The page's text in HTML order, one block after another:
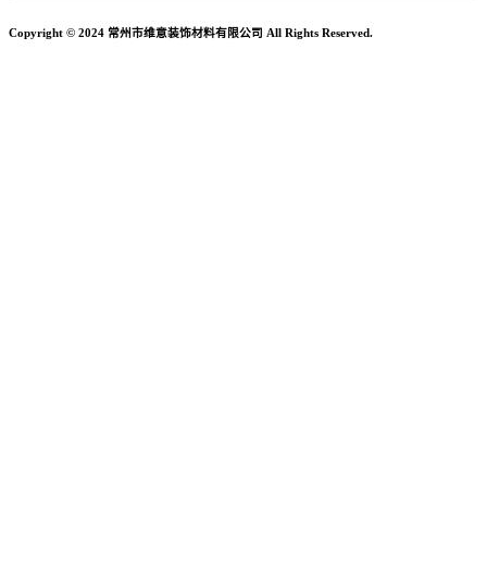
Copyright © 2024 常州市维意装饰材料有限公司 All Rights Reserved.